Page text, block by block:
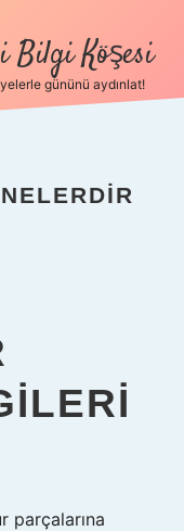
Bilgi Köşesi
gününü aydınlat!
parçalarına